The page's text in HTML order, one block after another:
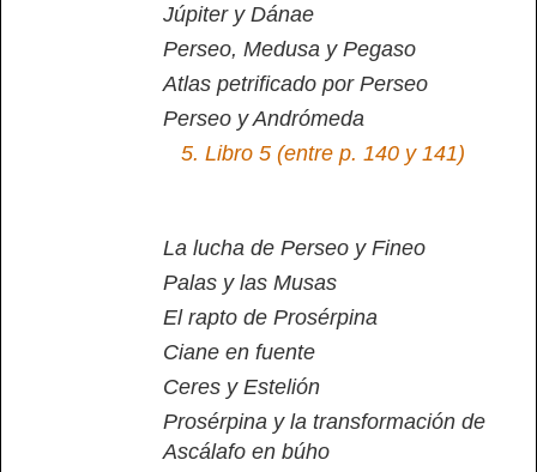
Júpiter y Dánae
Perseo, Medusa y Pegaso
Atlas petrificado por Perseo
Perseo y Andrómeda
5. Libro 5 (entre p. 140 y 141)
La lucha de Perseo y Fineo
Palas y las Musas
El rapto de Prosérpina
Ciane en fuente
Ceres y Estelión
Prosérpina y la transformación de
Ascálafo en búho